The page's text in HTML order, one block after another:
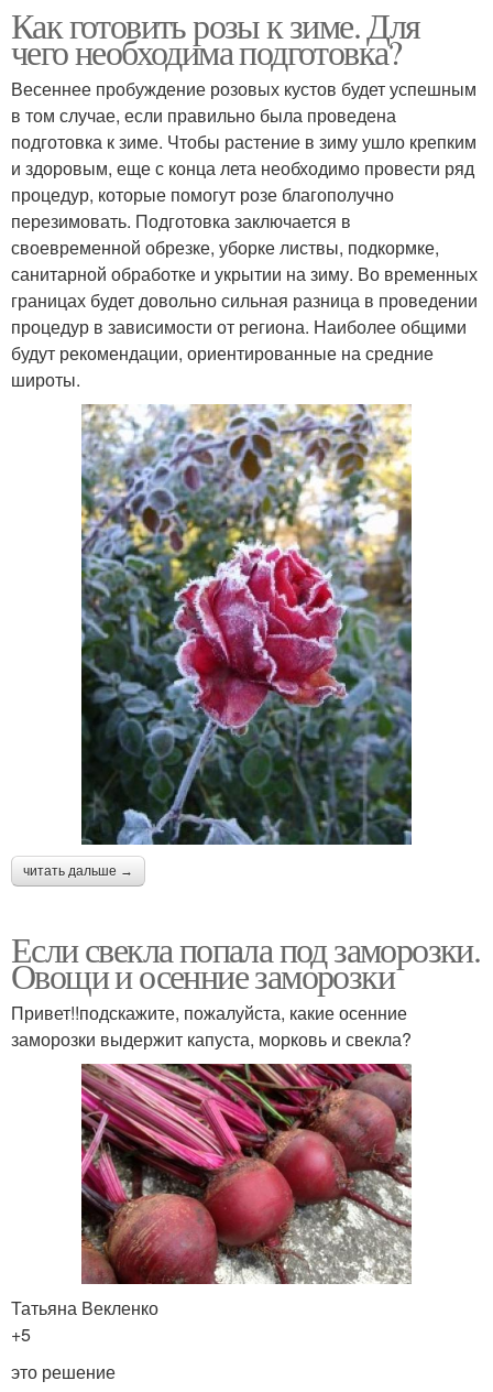
Как готовить розы к зиме. Для
чего необходима подготовка?
Весеннее пробуждение розовых кустов будет успешным
в том случае, если правильно была проведена
подготовка к зиме. Чтобы растение в зиму ушло крепким
и здоровым, еще с конца лета необходимо провести ряд
процедур, которые помогут розе благополучно
перезимовать. Подготовка заключается в
своевременной обрезке, уборке листвы, подкормке,
санитарной обработке и укрытии на зиму. Во временных
границах будет довольно сильная разница в проведении
процедур в зависимости от региона. Наиболее общими
будут рекомендации, ориентированные на средние
широты.
читать дальше →
Если свекла попала под заморозки.
Овощи и осенние заморозки
Привет!!подскажите, пожалуйста, какие осенние
заморозки выдержит капуста, морковь и свекла?
Татьяна Векленко
+5
это решение